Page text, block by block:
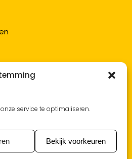
service te optimaliseren.
Bekijk voorkeuren